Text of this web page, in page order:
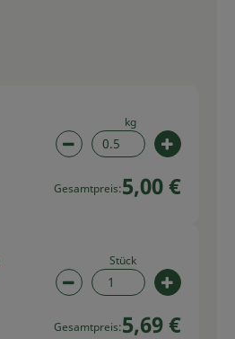
kg
Artikelanzahl
Gesamtpreis:5,00 €
Stück
Artikelanzahl
Gesamtpreis:5,69 €